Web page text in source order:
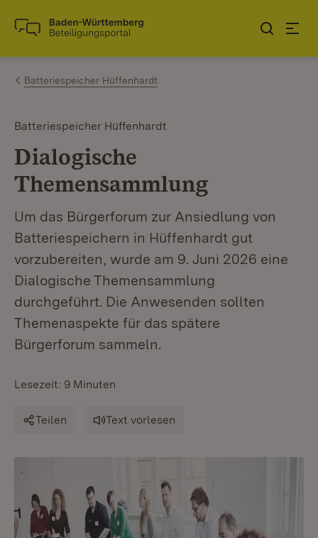
Zum Inhalt springen
Link zur Startseite
Batteriespeicher Hüffenhardt
Batteriespeicher Hüffenhardt
Dialogische
Themensammlung
Um das Bürgerforum zur Ansiedlung von
Batteriespeichern in Hüffenhardt gut
vorzubereiten, wurde am 9. Juni 2026 eine
Dialogische Themensammlung
durchgeführt. Die Anwesenden sollten
Themenaspekte für das spätere
Bürgerforum sammeln.
Lesezeit: 9 Minuten
Teilen Text vorlesen